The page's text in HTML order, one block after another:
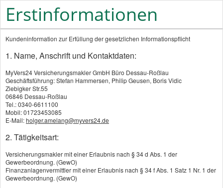
Hausratversicherung
Erstinformationen
Kundeninformation zur Erfüllung der gesetzlichen Informationspflicht
1. Name, Anschrift und Kontaktdaten:
MyVers24 Versicherungsmakler GmbH Büro Dessau-Roßlau
Geschäftsführung: Stefan Hammersen, Philip Geusen, Boris Vidic
Ziebigker Str.55
06846 Dessau-Roßlau
Tel.: 0340-6611100
Mobil: 01723453085
E-Mail:holger.amelang@myvers24.de
2. Tätigkeitsart:
Versicherungsmakler mit einer Erlaubnis nach § 34 d Abs. 1 der
Gewerbeordnung. (GewO)
Finanzanlagenvermittler mit einer Erlaubnis nach § 34 f Abs. 1 Satz 1 Nr. 1 der
Gewerbeordnung. (GewO)